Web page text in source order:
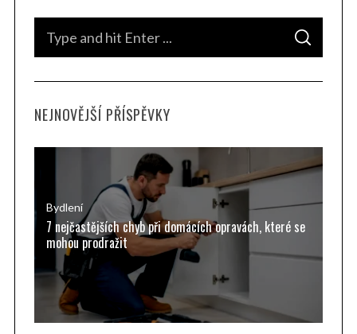
c
S
A
C
NEJNOVĚJŠÍ PŘÍSPĚVKY
Bydlení
7 nejčastějších chyb při domácích opravách, které se
mohou prodražit